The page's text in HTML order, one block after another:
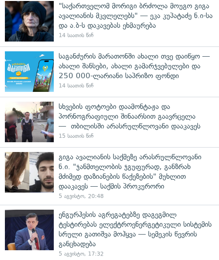
"საქართველომ მორიგი ბრძოლა მოუგო გიგა
ავალიანის მკვლელებს" — ეკა კუპატაძე ნ.ი-სა
და ა.ბ-ს დაკავებას ეხმაურება
14 საათის წინ
საგანძურის მარათონში ახალი თვე დაიწყო —
ახალი შანსები, ახალი გამარჯვებულები და
250 000-ლარიანი საპრიზო ფონდი
14 საათის წინ
სხვების ფოტოები დაამონტაჟა და
პორნოგრაფიული შინაარსით გაავრცელა
— თბილისში არასრულწლოვანი დააკავეს
15 საათის წინ
გიგა ავალიანის საქმეზე არასრულწლოვანი
ნ.ი. "ჯანმთელობის ჯგუფურად, განზრახ
მძიმედ დაზიანების წაქეზების" მუხლით
დააკავეს — საქმის პროკურორი
5 აგვისტო, 20:48
ენგურჰესის აგრეგატებზე დაგეგმილ
ტესტირებას ელექტროენერგეტიკული სისტემის
სრული გათიშვა მოჰყვა — სემეკის წევრის
განცხადება
5 აგვისტო, 17:32